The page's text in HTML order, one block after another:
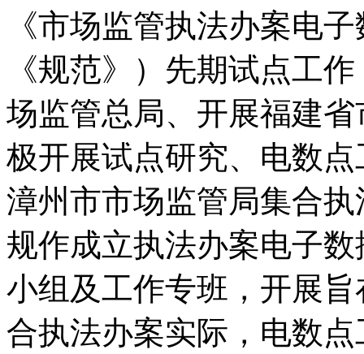
《市场监管执法办案电
《规范》）先期试点工
场监管总局、开展福建
极开展试点研究、电数
漳州市市场监管局集合
规作成立执法办案电子
小组及工作专班，开展
合执法办案实际，电数